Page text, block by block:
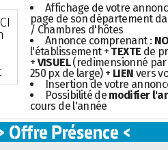
Affichage de votre
page de son département
/ Chambres d'hôtes
Annonce comprenant :
l'établissement +TEXTE de
+ VISUEL(redimensionné par
250 px de large) + LIEN vers
Insertion de votre
Possibilité de modifier
cours de l'année
Offre Présence <